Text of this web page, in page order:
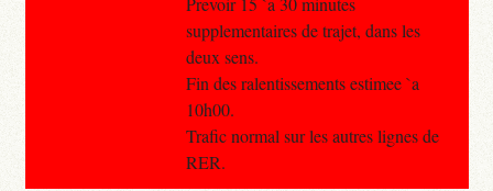
supplementaires de trajet, dans les
deux sens.
Fin des ralentissements estimee `a
10h00.
Trafic normal sur les autres lignes de
RER.